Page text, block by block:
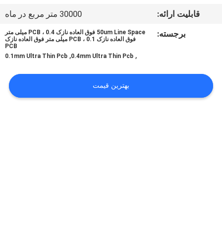
اخبار
قابلیت ارائه:
30000 متر مربع در ماه
برجسته:
50um Line Space فوق العاده نازک PCB ، 0.4 میلی متر
فوق العاده نازک PCB ، 0.1 میلی متر فوق العاده نازک
PCB
,
0.4mm Ultra Thin Pcb
,
0.1mm Ultra Thin Pcb
بهترین قیمت